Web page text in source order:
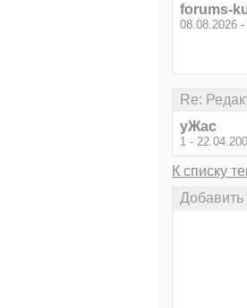
forums-
08.08.2026
Re:
уЖас
1 -
К списку